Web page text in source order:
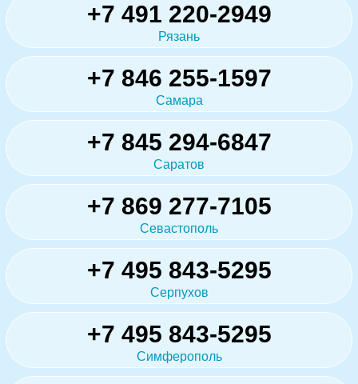
+7 491 220-2949
Рязань
+7 846 255-1597
Самара
+7 845 294-6847
Саратов
+7 869 277-7105
Севастополь
+7 495 843-5295
Серпухов
+7 495 843-5295
Симферополь